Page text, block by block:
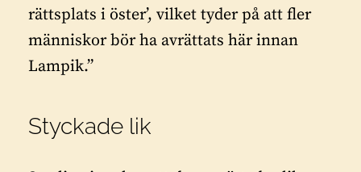
rättsplats i öster’, vilket tyder på att fler
människor bör ha avrättats här innan
Lampik.”
Styckade lik